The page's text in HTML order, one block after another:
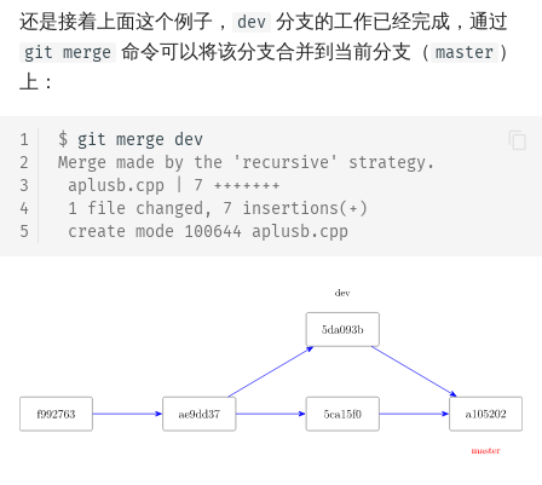
还是接着上面这个例子， dev 分支的工作已经完成，通过
git merge 命令可以将该分支合并到当前分支（ master ）
上：
1
2
3
4
5
$ git merge
Merge made by the 'recursive' strategy.
aplusb.cpp | 7 +++++++
1 file changed, 7 insertions(+)
create mode 100644 aplusb.cpp